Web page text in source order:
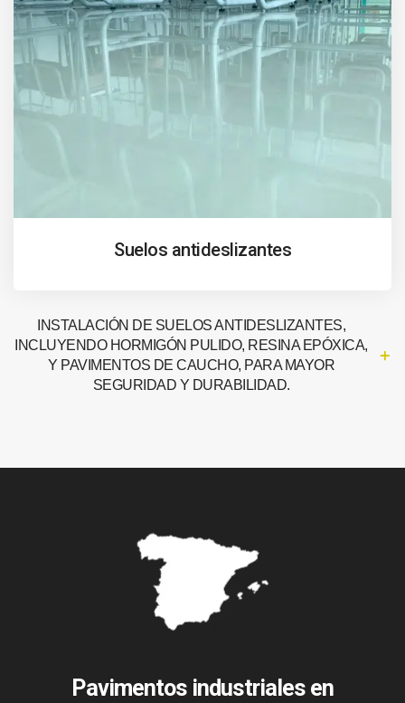
Suelos antideslizantes
INSTALACIÓN DE SUELOS ANTIDESLIZANTES,
INCLUYENDO HORMIGÓN PULIDO, RESINA EPÓXICA,
Y PAVIMENTOS DE CAUCHO, PARA MAYOR
SEGURIDAD Y DURABILIDAD.
Pavimentos industriales en